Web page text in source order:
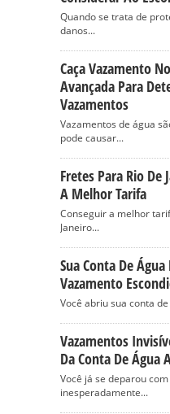
Quando se trata de
danos...
Caça Vazamento
Avançada Para
Vazamentos
Vazamentos de água
pode causar...
Fretes Para Rio De
A Melhor Tarifa
Conseguir a melhor
Janeiro...
Sua Conta De
Vazamento
Você abriu sua conta
Vazamentos
Da Conta De Água
Você já se deparou
inesperadamente...